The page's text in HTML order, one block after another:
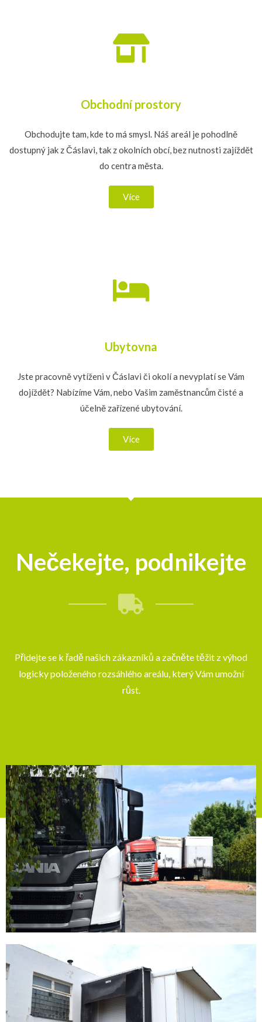
Obchodní prostory
Obchodujte tam, kde to má smysl. Náš areál je pohodlně
dostupný jak z Čáslavi, tak z okolních obcí, bez nutnosti zajíždět
do centra města.
Více
Ubytovna
Jste pracovně vytíženi v Čáslavi či okolí a nevyplatí se Vám
dojíždět? Nabízíme Vám, nebo Vašim zaměstnancům čisté a
účelně zařízené ubytování.
Více
Nečekejte, podnikejte
Přidejte se k řadě našich zákazníků a začněte těžit z výhod
logicky položeného rozsáhlého areálu, který Vám umožní
růst.